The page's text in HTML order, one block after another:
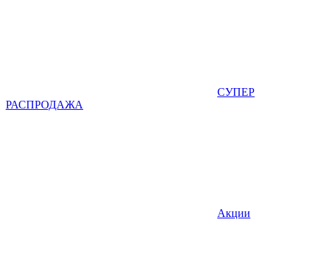
СУПЕР
РАСПРОДАЖА
Акции